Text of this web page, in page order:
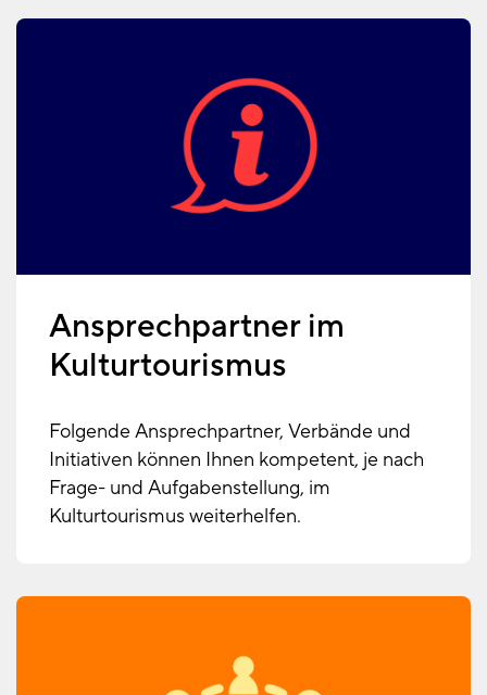
Ansprechpartner im
Kulturtourismus
Folgende Ansprechpartner, Verbände und
Initiativen können Ihnen kompetent, je nach
Frage- und Aufgabenstellung, im
Kulturtourismus weiterhelfen.